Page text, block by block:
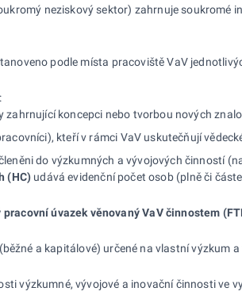
neziskový sektor) zahrnuje soukromé
podle místa pracoviště VaV
zahrnující koncepci nebo tvorbou nových
kteří v rámci VaV uskutečňují
do výzkumných a vývojových činností
(HC) udává evidenční počet osob (plně či
pracovní úvazek věnovaný VaV činnostem
a kapitálové) určené na vlastní
výzkumné, vývojové a inovační činnosti ve